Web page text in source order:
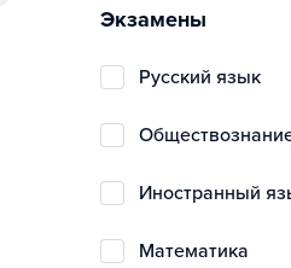
Экзамены
русский язык
иностранный
математика